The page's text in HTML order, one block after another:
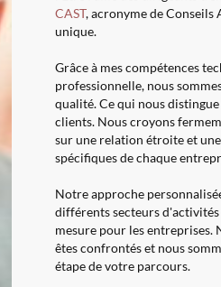
CAST, acronyme de
unique.
Grâce à mes compétences
professionnelle, nous
qualité. Ce qui nous
clients. Nous croyons
sur une relation étroite et
spécifiques de chaque
Notre approche
différents secteurs
mesure pour les entreprises.
êtes confrontés et nous
étape de votre parcours.